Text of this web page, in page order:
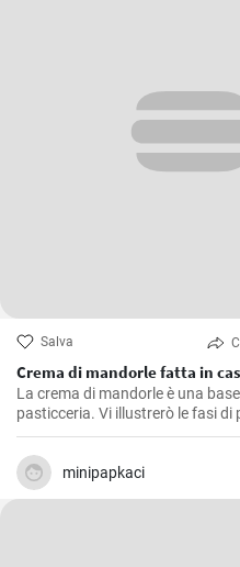
Salva
Crema di mandorle fatta in
La crema di mandorle è una
pasticceria. Vi illustrerò le fasi di preparazione di questa ricetta
semplice e versatile.
minipapkaci